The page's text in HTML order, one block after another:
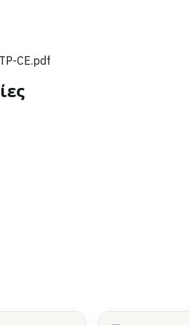
CE.pdf